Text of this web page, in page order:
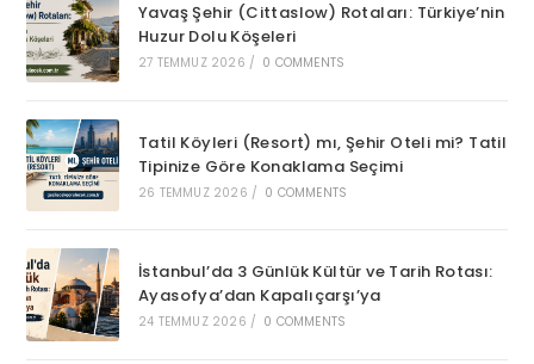
Yavaş Şehir (Cittaslow) Rotaları: Türkiye’nin
Huzur Dolu Köşeleri
27 TEMMUZ 2026 / 0 COMMENTS
Tatil Köyleri (Resort) mı, Şehir Oteli mi? Tatil
Tipinize Göre Konaklama Seçimi
26 TEMMUZ 2026 / 0 COMMENTS
İstanbul’da 3 Günlük Kültür ve Tarih Rotası:
Ayasofya’dan Kapalıçarşı’ya
24 TEMMUZ 2026 / 0 COMMENTS